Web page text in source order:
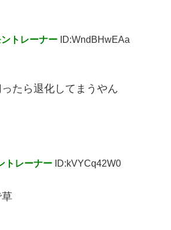
トレーナー ID:WndBHwEAa
たら退化してまうやん
トレーナー ID:kVYCq42W0